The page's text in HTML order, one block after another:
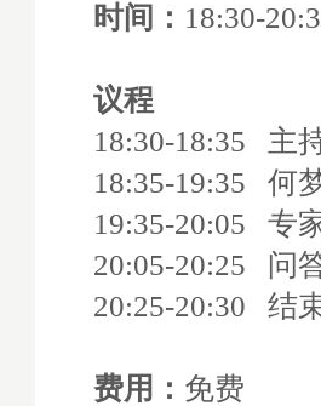
时间： 18:30-
议程
18:30-18:35 主
18:35-19:35 何
19:35-20:05 专
20:05-20:25 问
20:25-20:30 结
费用： 免费